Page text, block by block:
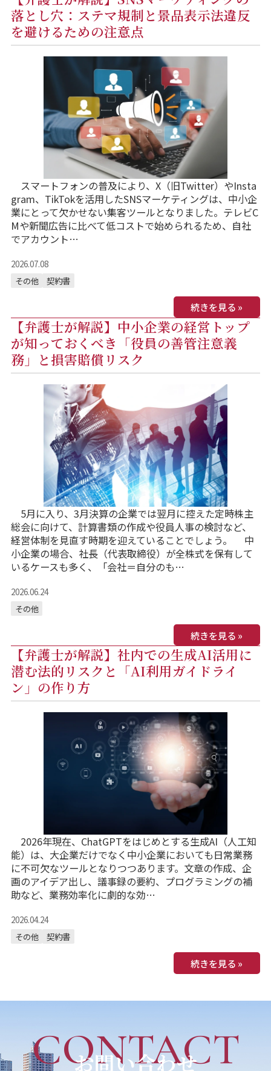
落とし穴：ステマ規制と景品表示法違反
を避けるための注意点
スマートフォンの普及により、X（旧Twitter）やInsta
gram、TikTokを活用したSNSマーケティングは、中小企
業にとって欠かせない集客ツールとなりました。テレビC
Mや新聞広告に比べて低コストで始められるため、自社
でアカウント…
2026.07.08
その他
契約書
続きを見る »
【弁護士が解説】中小企業の経営トップ
が知っておくべき「役員の善管注意義
務」と損害賠償リスク
5月に入り、3月決算の企業では翌月に控えた定時株主
総会に向けて、計算書類の作成や役員人事の検討など、
経営体制を見直す時期を迎えていることでしょう。 中
小企業の場合、社長（代表取締役）が全株式を保有して
いるケースも多く、「会社＝自分のも…
2026.06.24
その他
続きを見る »
【弁護士が解説】社内での生成AI活用に
潜む法的リスクと「AI利用ガイドライ
ン」の作り方
2026年現在、ChatGPTをはじめとする生成AI（人工知
能）は、大企業だけでなく中小企業においても日常業務
に不可欠なツールとなりつつあります。文章の作成、企
画のアイデア出し、議事録の要約、プログラミングの補
助など、業務効率化に劇的な効…
2026.04.24
その他
契約書
続きを見る »
お問い合わせ
CONTACT